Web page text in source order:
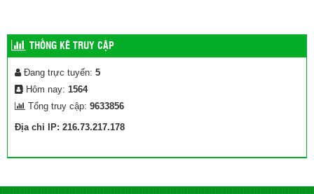
THỐNG KÊ TRUY CẬP
Đang trực tuyến: 5
Hôm nay: 1564
Tổng truy cập: 9633856
Địa chỉ IP: 216.73.217.178